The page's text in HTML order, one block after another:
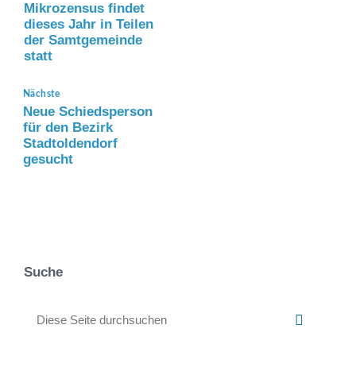
Mikrozensus findet
dieses Jahr in Teilen
der Samtgemeinde
statt
Nächste
Neue Schiedsperson
für den Bezirk
Stadtoldendorf
gesucht
Suche